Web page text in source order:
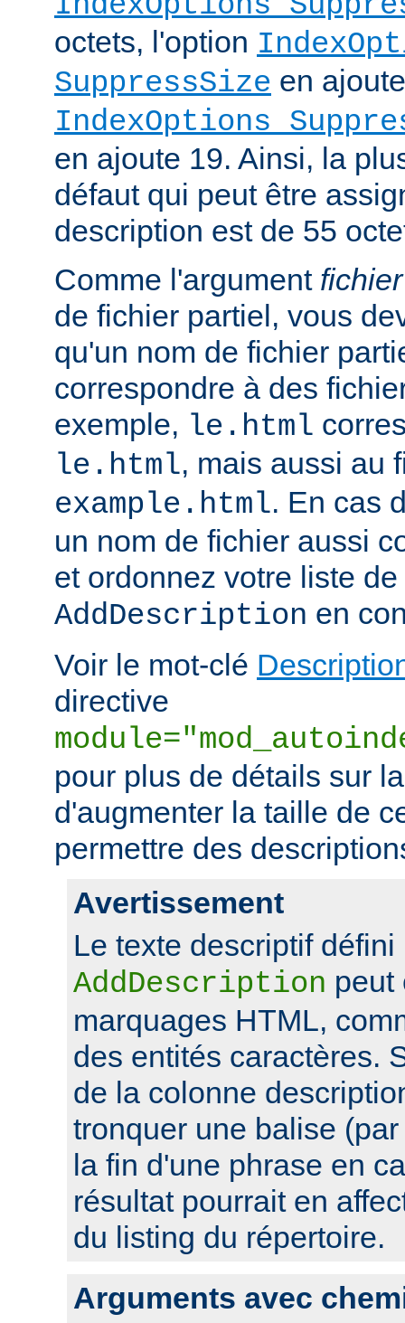
octets, l'option
SuppressSize en
IndexOptions
en ajoute 19. Ainsi, la
défaut qui peut être
description est de 55
Comme l'argument fichier
de fichier partiel, vous
qu'un nom de fichier
correspondre à des
exemple, le.html
le.html, mais aussi au
example.html. En cas
un nom de fichier aussi
et ordonnez votre liste
AddDescription en
Voir le mot-clé
directive
pour plus de détails sur
d'augmenter la taille de
permettre des
Avertissement
Le texte descriptif
AddDescription peut
marquages HTML,
des entités caractères.
de la colonne
tronquer une balise
la fin d'une phrase en
résultat pourrait en
du listing du répertoire.
Arguments avec